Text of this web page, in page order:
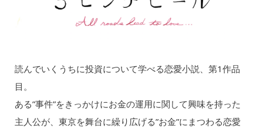
読んでいくうちに投資について学べる恋愛小説、第1作品
目。
ある”事件”をきっかけにお金の運用に関して興味を持った
主人公が、東京を舞台に繰り広げる”お金”にまつわる恋愛